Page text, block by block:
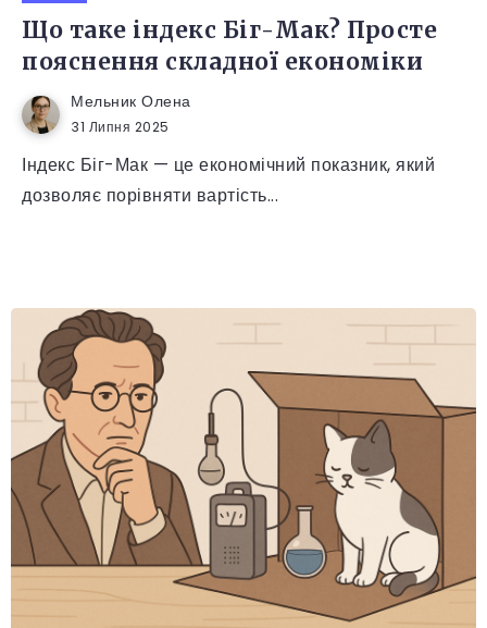
Що таке індекс Біг-Мак? Просте
пояснення складної економіки
Мельник Олена
31 Липня 2025
Індекс Біг-Мак — це економічний показник, який
дозволяє порівняти вартість...